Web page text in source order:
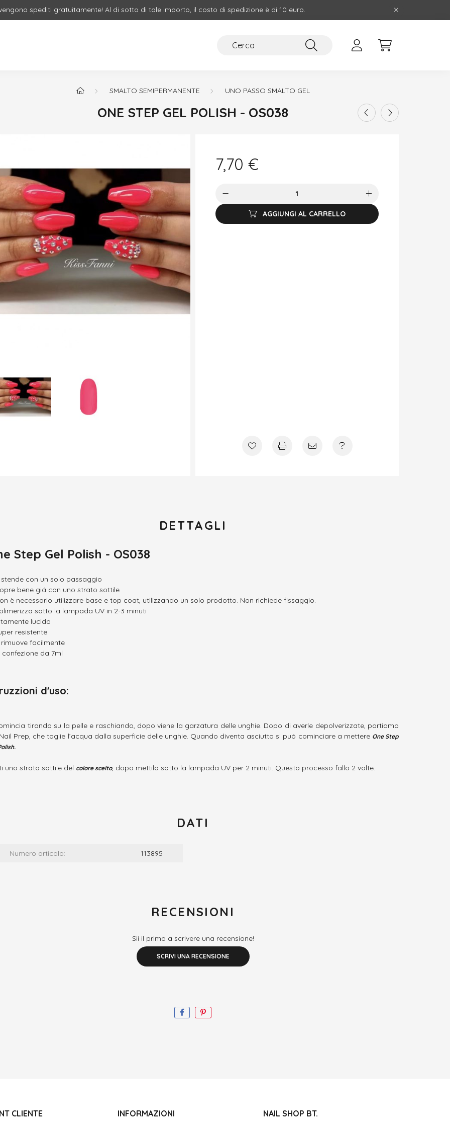
spediti gratuitamente! Al di sotto di tale importo, il costo di spedizione è di 10 euro.
SMALTO SEMIPERMANENTE UNO PASSO SMALTO GEL
ONE STEP GEL POLISH - OS038
7,70 €
AGGIUNGI AL CARRELLO
DETTAGLI
Step Gel Polish - OS038
stende con un solo passaggio
bene giá con uno strato sottile
è necessario utilizzare base e top coat, utilizzando un solo prodotto. Non richiede fissaggio.
sotto la lampada UV in 2-3 minuti
lucido
resistente
rimuove facilmente
confezione da 7ml
d'uso:
tirando su la pelle e raschiando, dopo viene la garzatura delle unghie. Dopo di averle depolverizzate, portiamo
Prep, che toglie l’acqua dalla superficie delle unghie. Quando diventa asciutto si puó cominciare a mettere One Step
uno strato sottile del colore scelto, dopo mettilo sotto la lampada UV per 2 minuti. Questo processo fallo 2 volte.
DATI
Numero articolo: 113895
RECENSIONI
Sii il primo a scrivere una recensione!
SCRIVI UNA RECENSIONE
CLIENTE INFORMAZIONI NAIL SHOP BT.